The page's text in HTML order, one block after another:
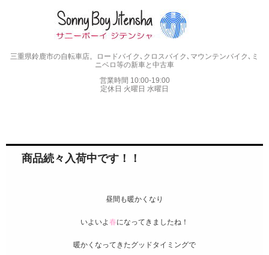
三重県鈴鹿市の自転車店。ロードバイク､クロスバイク､マウンテンバイク､ミ
ニベロ等の新車と中古車
営業時間 10:00-19:00
定休日 火曜日 水曜日
商品続々入荷中です！！
昼間も暖かくなり
いよいよ春になってきましたね！
暖かくなってきたグッドタイミングで